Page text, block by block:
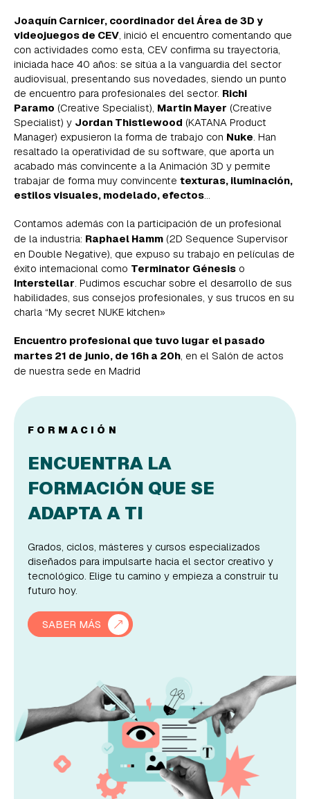
Joaquín Carnicer, coordinador del Área de 3D y
videojuegos de CEV, inició el encuentro comentando que
con actividades como esta, CEV confirma su trayectoria,
iniciada hace 40 años: se sitúa a la vanguardia del sector
audiovisual, presentando sus novedades, siendo un punto
de encuentro para profesionales del sector. Richi
Paramo (Creative Specialist), Martin Mayer (Creative
Specialist) y Jordan Thistlewood (KATANA Product
Manager) expusieron la forma de trabajo con Nuke. Han
resaltado la operatividad de su software, que aporta un
acabado más convincente a la Animación 3D y permite
trabajar de forma muy convincente texturas, iluminación,
estilos visuales, modelado, efectos…
Contamos además con la participación de un profesional
de la industria: Raphael Hamm (2D Sequence Supervisor
en Double Negative), que expuso su trabajo en películas de
éxito internacional como Terminator Génesis o
Interstellar. Pudimos escuchar sobre el desarrollo de sus
habilidades, sus consejos profesionales, y sus trucos en su
charla “My secret NUKE kitchen»
Encuentro profesional que tuvo lugar el pasado
martes 21 de junio, de 16h a 20h, en el Salón de actos
de nuestra sede en Madrid
FORMACIÓN
ENCUENTRA LA
FORMACIÓN QUE SE
ADAPTA A TI
Grados, ciclos, másteres y cursos especializados
diseñados para impulsarte hacia el sector creativo y
tecnológico. Elige tu camino y empieza a construir tu
futuro hoy.
SABER MÁS